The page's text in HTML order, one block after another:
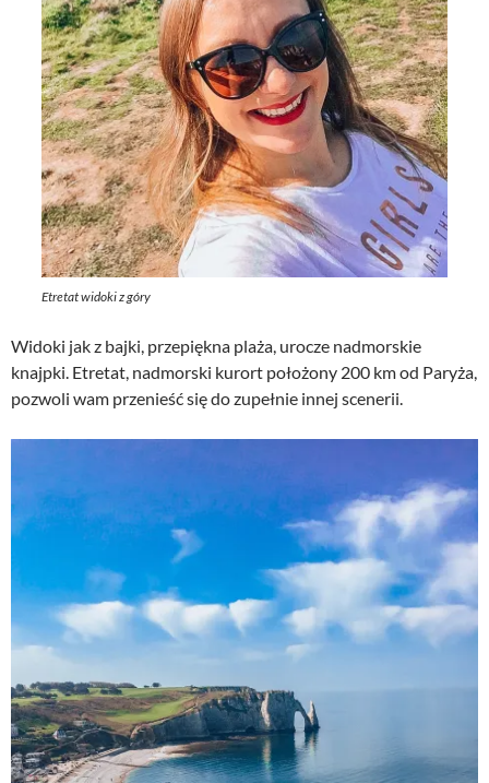
Etretat widoki z góry
Widoki jak z bajki, przepiękna plaża, urocze nadmorskie
knajpki. Etretat, nadmorski kurort położony 200 km od Paryża,
pozwoli wam przenieść się do zupełnie innej scenerii.